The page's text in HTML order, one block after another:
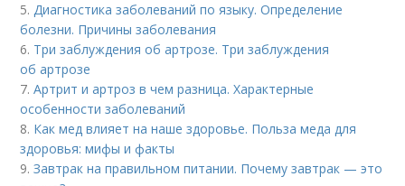
5.Диагностика заболеваний по языку. Определение
болезни. Причины заболевания
6. Три заблуждения об артрозе. Три заблуждения
об артрозе
7.Артрит и артроз в чем разница. Характерные
особенности заболеваний
8. Как мед влияет на наше здоровье. Польза меда для
здоровья: мифы и факты
9.Завтрак на правильном питании. Почему завтрак — это